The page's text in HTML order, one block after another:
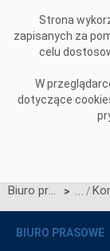
Strona
zapisanych za
celu
W
dotyczące
Biuro prasowe >
BIURO PRASOWE